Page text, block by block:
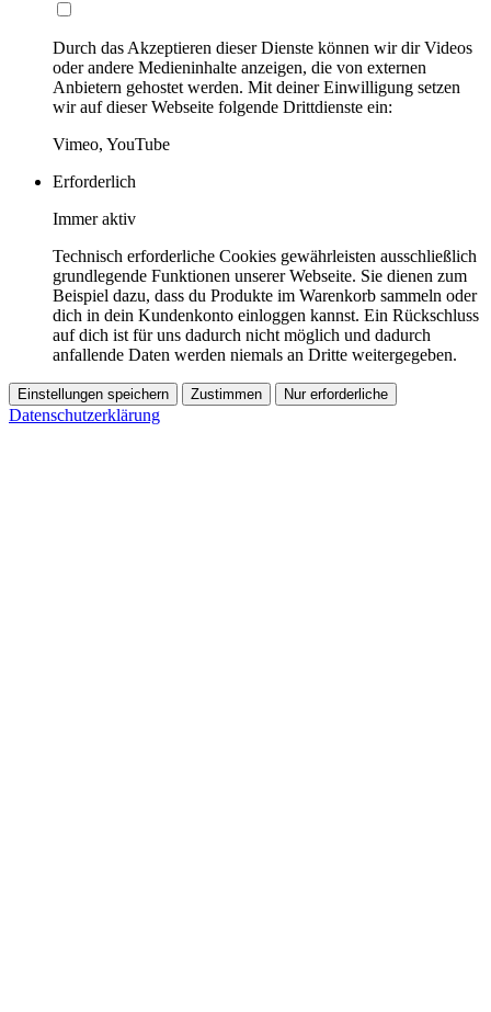
Durch das Akzeptieren dieser Dienste können wir dir Videos
oder andere Medieninhalte anzeigen, die von externen
Anbietern gehostet werden. Mit deiner Einwilligung setzen
wir auf dieser Webseite folgende Drittdienste ein:
Vimeo, YouTube
Erforderlich
Immer aktiv
Technisch erforderliche Cookies gewährleisten ausschließlich
grundlegende Funktionen unserer Webseite. Sie dienen zum
Beispiel dazu, dass du Produkte im Warenkorb sammeln oder
dich in dein Kundenkonto einloggen kannst. Ein Rückschluss
auf dich ist für uns dadurch nicht möglich und dadurch
anfallende Daten werden niemals an Dritte weitergegeben.
Einstellungen speichern Zustimmen Nur erforderliche
Datenschutzerklärung